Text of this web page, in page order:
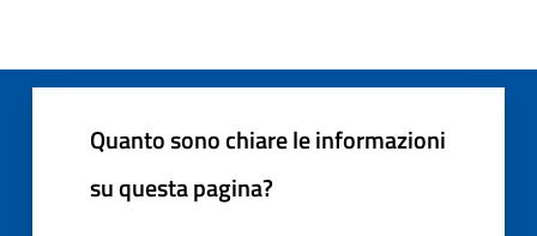
Quanto sono chiare le informazioni
su questa pagina?